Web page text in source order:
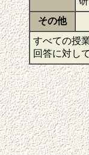
その他
すべての授
回答に対し